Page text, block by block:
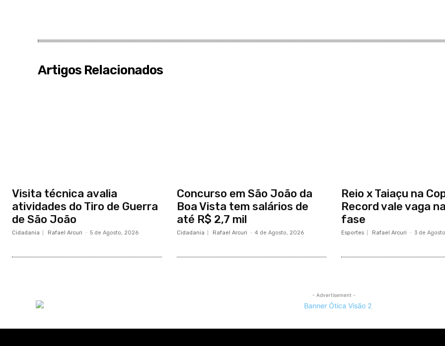
Artigos Relacionados
Visita técnica avalia
atividades do Tiro de Guerra
de São João
Cidadania Rafael Arcuri - 5 de Agosto, 2026
Concurso em São João da
Boa Vista tem salários de
até R$ 2,7 mil
Cidadania Rafael Arcuri - 4 de Agosto, 2026
Reio x Taiaçu na
Record vale vaga
fase
Esportes Rafael Arcuri - 3 de
- Advertisement -